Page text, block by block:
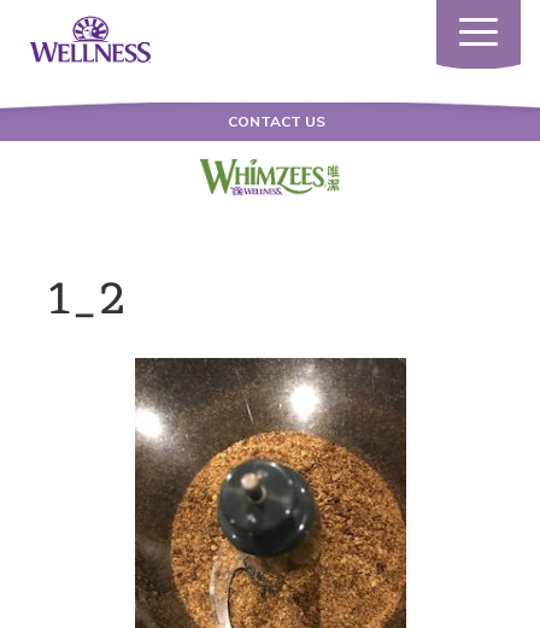
Toggle
CONTACT US
1_2